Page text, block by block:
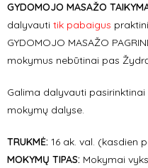
GYDOMOJO MASAŽO
dalyvauti tik pabaigus
GYDOMOJO MASAŽO
mokymus nebūtinai pas
Galima dalyvauti
mokymų dalyse.
TRUKMĖ: 16 ak. val. (kasdien
MOKYMŲ TIPAS: Mokymai